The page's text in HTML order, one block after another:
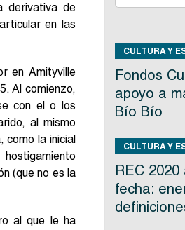
derivativa de
en las
en Amityville
Al comienzo,
con el o los
al mismo
como la inicial
(que no es la
al que le ha
CULTURA Y
Fondos
apoyo a
Bío Bío
CULTURA Y
REC
fecha: